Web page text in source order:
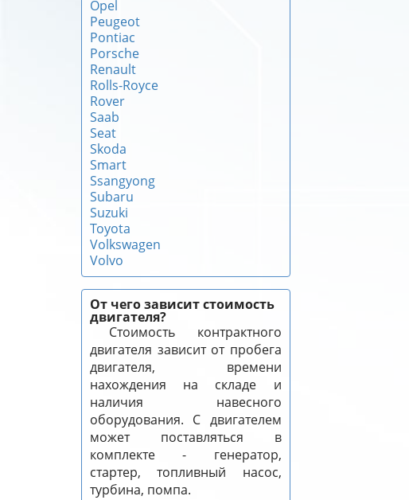
Opel
Peugeot
Pontiac
Porsche
Renault
Rolls-Royce
Rover
Saab
Seat
Skoda
Smart
Ssangyong
Subaru
Suzuki
Toyota
Volkswagen
Volvo
От чего зависит стоимость
двигателя?
Стоимость контрактного
двигателя зависит от пробега
двигателя, времени
нахождения на складе и
наличия навесного
оборудования. С двигателем
может поставляться в
комплекте - генератор,
стартер, топливный насос,
турбина, помпа.